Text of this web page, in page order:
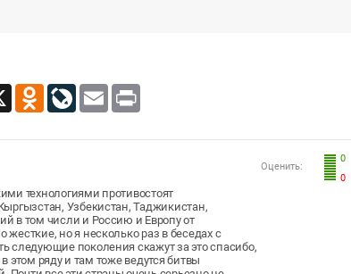
X Odnoklassniki
LiveJournal
Email
0
0
Оценить:
технологиями противостоят
Узбекистан, Таджикистан,
в том числи и Россию и Европу от
но я несколько раз в беседах с
следующие поколения скажут за это спасибо,
этом ряду и там тоже ведутся битвы